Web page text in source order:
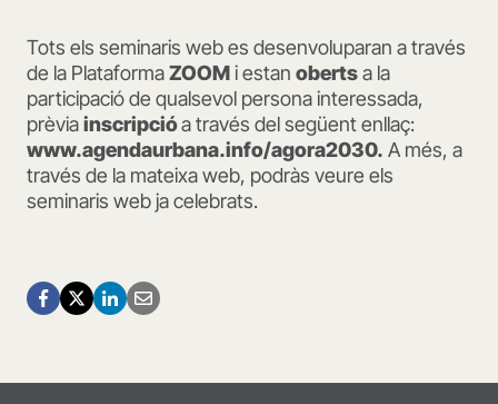
Tots els seminaris web es desenvoluparan a través
de la PlataformaZOOMi estan obertsa la
participació de qualsevol persona interessada,
prèviainscripcióa través del següent enllaç:
www.agendaurbana.info/agora2030. A més, a
través de la mateixa web, podràs veure els
seminaris web ja celebrats.